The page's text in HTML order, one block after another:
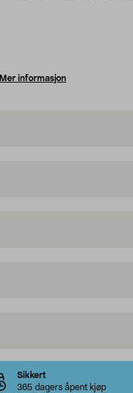
Mer informasjon
Sikkert
365 dagers åpent kjøp